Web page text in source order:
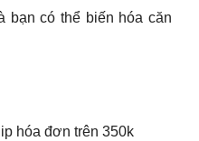
bạn có thể biến hóa căn
hóa đơn trên 350k